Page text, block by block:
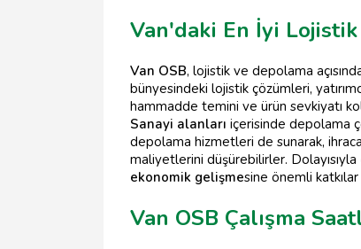
Van'daki En İyi
Van OSB, lojistik ve depolama
bünyesindeki lojistik çözümleri,
hammadde temini ve ürün sevkiyatı
Sanayi alanları içerisinde depolama
depolama hizmetleri de sunarak,
maliyetlerini düşürebilirler. Dolayısıyla
ekonomik gelişmesine önemli katkılar
Van OSB Çalışma